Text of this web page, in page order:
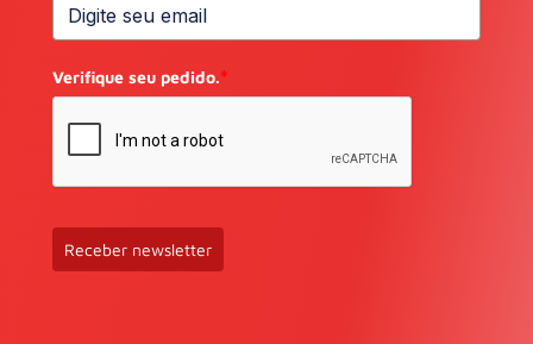
Verifique seu pedido.*
Receber newsletter